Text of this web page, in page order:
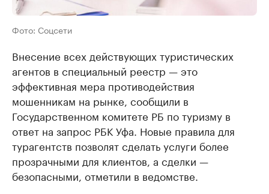
Фото: Соцсети
Внесение всех действующих туристических
агентов в специальный реестр — это
эффективная мера противодействия
мошенникам на рынке, сообщили в
Государственном комитете РБ по туризму в
ответ на запрос РБК Уфа. Новые правила для
турагентств позволят сделать услуги более
прозрачными для клиентов, а сделки —
безопасными, отметили в ведомстве.